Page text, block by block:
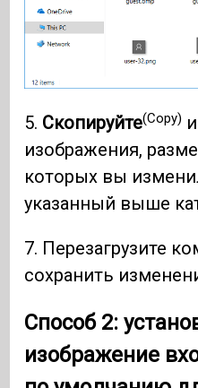
5. Скопируйте(Copy)
изображения,
которых вы
указанный выше
7. Перезагрузите
сохранить
Способ 2:
изображение